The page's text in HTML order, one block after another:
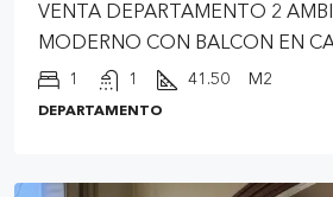
VENTA DEPARTAMENTO 2
MODERNO CON BALCON EN
1 1 41.50 M2
DEPARTAMENTO